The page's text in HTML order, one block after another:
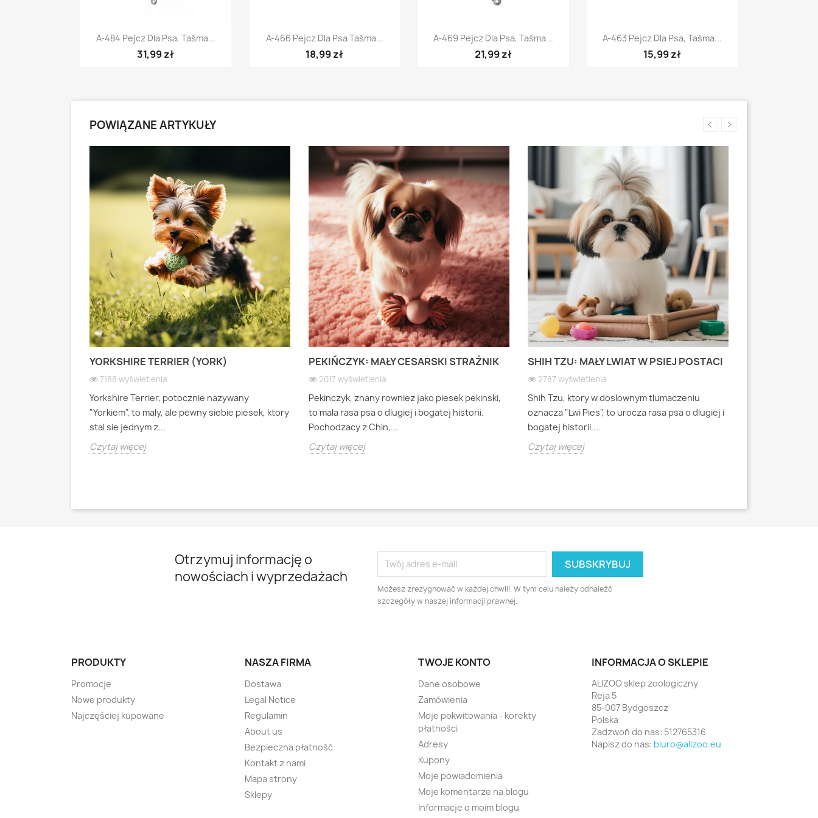
Szybki podgląd
A-484 Pejcz Dla Psa, Taśma...
31,99 zł
Szybki podgląd
A-466 Pejcz Dla Psa Taśma...
18,99 zł
Szybki podgląd
A-469 Pejcz Dla Psa, Taśma...
21,99 zł
Szybki podgląd
A-463 Pejcz Dla Psa, Taśma...
15,99 zł
POWIĄZANE ARTYKUŁY
YORKSHIRE TERRIER (YORK)
7188 wyświetlenia
Yorkshire Terrier, potocznie nazywany
"Yorkiem", to maly, ale pewny siebie piesek, ktory
stal sie jednym z...
Czytaj więcej
PEKIŃCZYK: MAŁY CESARSKI STRAŻNIK
2017 wyświetlenia
Pekinczyk, znany rowniez jako piesek pekinski,
to mala rasa psa o dlugiej i bogatej historii.
Pochodzacy z Chin,...
Czytaj więcej
SHIH TZU: MAŁY LWIAT W PSIEJ POSTACI
2787 wyświetlenia
Shih Tzu, ktory w doslownym tlumaczeniu
oznacza "Lwi Pies", to urocza rasa psa o dlugiej i
bogatej historii....
Czytaj więcej
Otrzymuj informację o
nowościach i wyprzedażach
Możesz zrezygnować w każdej chwili. W tym celu należy odnaleźć
szczegóły w naszej informacji prawnej.
PRODUKTY
Promocje
Nowe produkty
Najczęściej kupowane
NASZA FIRMA
Dostawa
Legal Notice
Regulamin
About us
Bezpieczna płatność
Kontakt z nami
Mapa strony
Sklepy
TWOJE KONTO
Dane osobowe
Zamówienia
Moje pokwitowania - korekty
płatności
Adresy
Kupony
Moje powiadomienia
Moje komentarze na blogu
Informacje o moim blogu
INFORMACJA O SKLEPIE
ALIZOO sklep zoologiczny
Reja 5
85-007 Bydgoszcz
Polska
Zadzwoń do nas: 512765316
Napisz do nas: biuro@alizoo.eu